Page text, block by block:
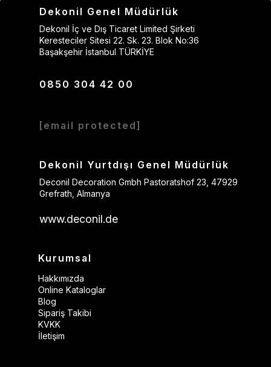
Dekonil Genel Müdürlük
Dekonil İç ve Dış Ticaret Limited Şirketi
Keresteciler Sitesi 22. Sk. 23. Blok No:36
Başakşehir İstanbul TÜRKİYE
0850 304 42 00
[email protected]
Dekonil Yurtdışı Genel Müdürlük
Deconil Decoration Gmbh Pastoratshof 23, 47929
Grefrath, Almanya
www.deconil.de
Kurumsal
Hakkımızda
Online Kataloglar
Blog
Sipariş Takibi
KVKK
İletişim